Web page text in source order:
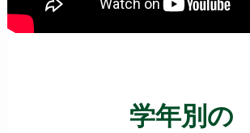
学年別の